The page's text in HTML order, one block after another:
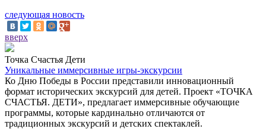
следующая новость
вверх
Точка Счастья Дети
Уникальные иммерсивные игры-экскурсии
Ко Дню Победы в России представили инновационный
формат исторических экскурсий для детей. Проект «ТОЧКА
СЧАСТЬЯ. ДЕТИ», предлагает иммерсивные обучающие
программы, которые кардинально отличаются от
традиционных экскурсий и детских спектаклей.